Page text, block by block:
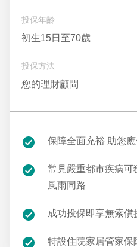
投保年齡
初生15日至70歲
投保方法
您的理財顧問
保障全面充裕 助您
常見嚴重都市疾病可
風雨同路
成功投保即享無索償
特設住院家居管家保